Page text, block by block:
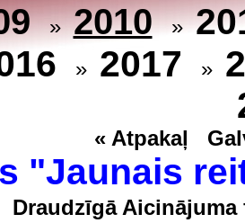
»2010»
» 2017 »
« Atpakaļ
"Jaunais
Draudzīgā